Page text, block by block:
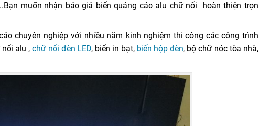
muốn nhận báo giá biển quảng cáo alu chữ nổi hoàn thiện trọn
chuyên nghiệp với nhiều năm kinh nghiệm thi công các công trình
nổi alu ,chữ nổi đèn LED, biển in bạt, biển hộp đèn, bộ chữ nóc tòa nhà,